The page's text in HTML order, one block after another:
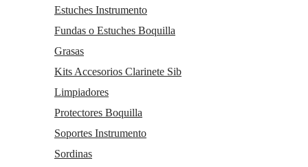
Estuches Instrumento
Fundas o Estuches Boquilla
Grasas
Kits Accesorios Clarinete Sib
Limpiadores
Protectores Boquilla
Soportes Instrumento
Sordinas